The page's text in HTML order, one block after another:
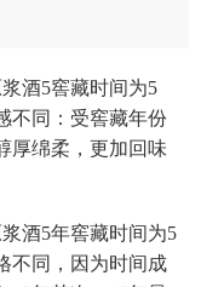
酒5窖藏时间为5
不同：受窖藏年份
厚绵柔，更加回味
酒5年窖藏时间为5
不同，因为时间成